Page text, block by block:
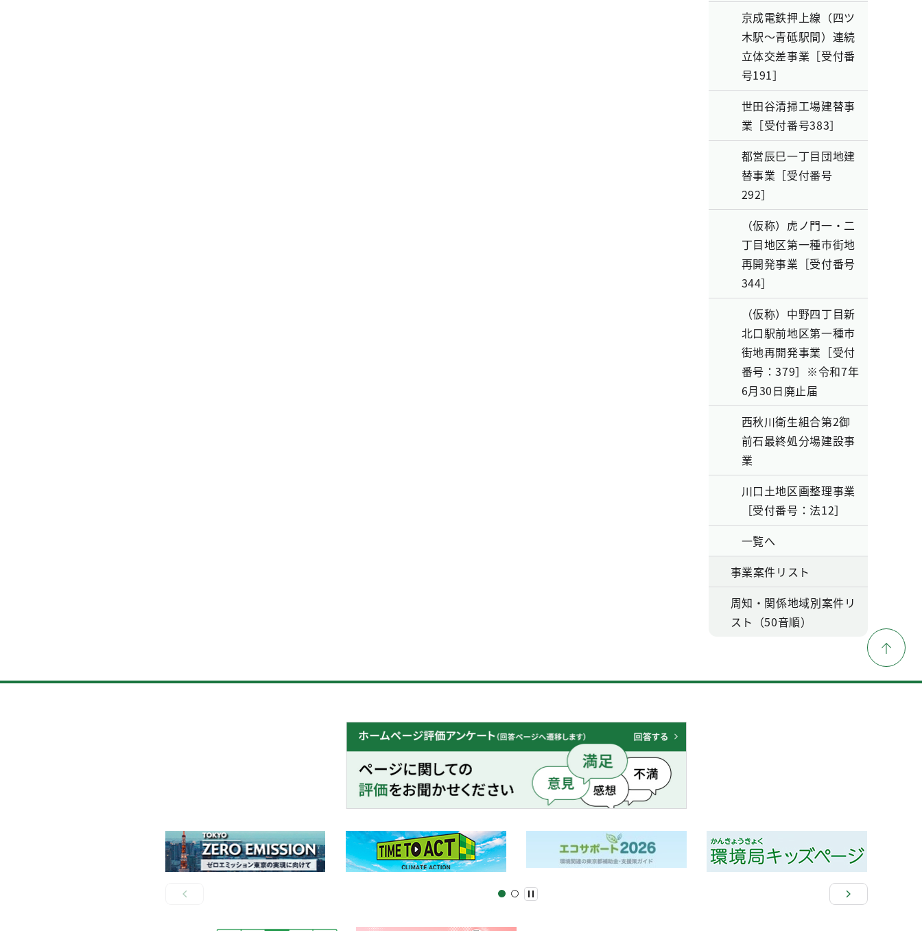
京成電鉄押上線（四ツ
木駅～青砥駅間）連続
立体交差事業［受付番
号191］
世田谷清掃工場建替事
業［受付番号383］
都営辰巳一丁目団地建
替事業［受付番号
292］
（仮称）虎ノ門一・二
丁目地区第一種市街地
再開発事業［受付番号
344］
（仮称）中野四丁目新
北口駅前地区第一種市
街地再開発事業［受付
番号：379］※令和7年
6月30日廃止届
西秋川衛生組合第2御
前石最終処分場建設事
業
川口土地区画整理事業
［受付番号：法12］
一覧へ
事業案件リスト
周知・関係地域別案件リ
スト（50音順）